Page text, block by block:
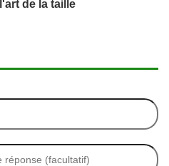
de la taille